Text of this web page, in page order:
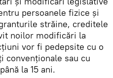
persoanele fizice și
străine, creditele
noilor modificări la
vor fi pedepsite cu o
convenționale sau cu
la 15 ani.